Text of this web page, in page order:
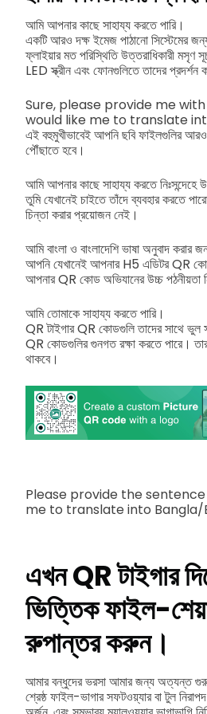
আমি আপনার কাছে সাহায্য করতে পারি।
একটি আরও দক্ষ ইমেজ পাঠানো সিস্টেমের
ফ্লাইয়ার মত পরিস্থিতি উত্তরাধিকারী মসৃণ
LED স্ক্রীন এবং ফোনগুলিতে তাদের প্রদর্শন
Sure, please provide me
would like me to translate
এই বহুমুখীভাবেই আপনি ছবি ফাইলগুলির আরও
পৌঁছাতে হবে।
আমি আপনার কাছে সাহায্য করতে নিঃসন্দেহে
তুমি যেখানেই চাইতে তাঁদে ব্যবহার করতে পারো
চিন্তা করার প্রয়োজন নেই।
আমি বাংলা ও বাংলাদেশি ভাষা অনুবাদ করার
আপনি যেখানেই আপনার H5 এডিটর QR
আপনার QR কোড অভিযানের উচ্চ পঠনীয়তা
আমি তোমাকে সাহায্য করতে পারি।
QR টাইগার QR কোডগুলি তাদের সাথে ভুল
QR কোডগুলির গুনগত রক্ষা করতে পারে।
থাকবে।
Please provide the
me to translate into Bangla/
এখন QR টাইগার
ভিত্তিক ফাইল-
রুপান্তর করুন।
আমার বন্ধুদের ভরসা আমার জন্য অত্যন্ত
শ্রেষ্ঠ ফাইল-ভাগার সফটওয়্যার বা টুল